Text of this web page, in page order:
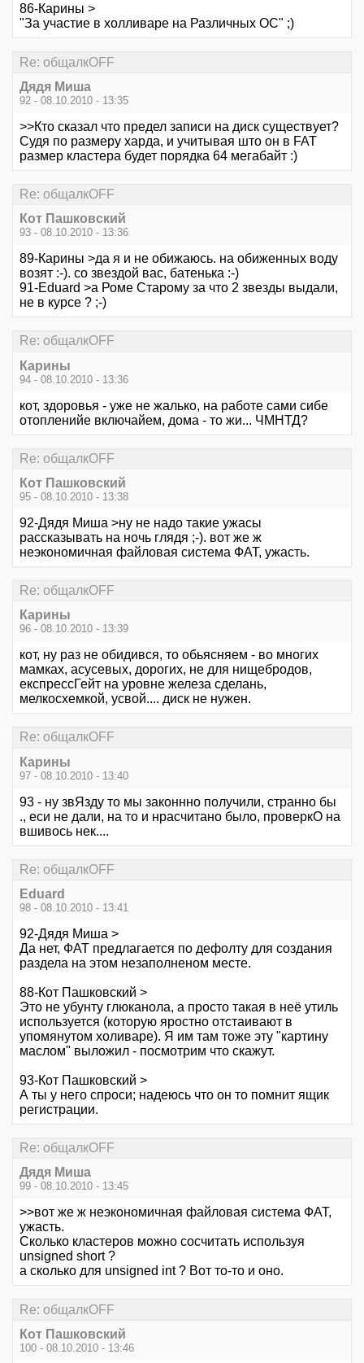
86-Карины >
"За участие в холливаре на Различных ОС" ;)
Re: общалкOFF
Дядя Миша
92 - 08.10.2010 - 13:35
>>Кто сказал что предел записи на диск существует?
Судя по размеру харда, и учитывая што он в FAT
размер кластера будет порядка 64 мегабайт :)
Re: общалкOFF
Кот Пашковский
93 - 08.10.2010 - 13:36
89-Карины >да я и не обижаюсь. на обиженных воду
возят :-). со звездой вас, батенька :-)
91-Eduard >а Роме Старому за что 2 звезды выдали,
не в курсе ? ;-)
Re: общалкOFF
Карины
94 - 08.10.2010 - 13:36
кот, здоровья - уже не жалько, на работе сами сибе
отопленийе включайем, дома - то жи... ЧМНТД?
Re: общалкOFF
Кот Пашковский
95 - 08.10.2010 - 13:38
92-Дядя Миша >ну не надо такие ужасы
рассказывать на ночь глядя ;-). вот же ж
неэкономичная файловая система ФАТ, ужасть.
Re: общалкOFF
Карины
96 - 08.10.2010 - 13:39
кот, ну раз не обидився, то обьясняем - во многих
мамках, асусевых, дорогих, не для нищебродов,
експрессГейт на уровне железа сделань,
мелкосхемкой, усвой.... диск не нужен.
Re: общалкOFF
Карины
97 - 08.10.2010 - 13:40
93 - ну звЯзду то мы законнно получили, странно бы
., еси не дали, на то и нрасчитано было, проверкО на
вшивось нек....
Re: общалкOFF
Eduard
98 - 08.10.2010 - 13:41
92-Дядя Миша >
Да нет, ФАТ предлагается по дефолту для создания
раздела на этом незаполненом месте.
88-Кот Пашковский >
Это не убунту глюканола, а просто такая в неё утиль
используется (которую яростно отстаивают в
упомянутом холиваре). Я им там тоже эту "картину
маслом" выложил - посмотрим что скажут.
93-Кот Пашковский >
А ты у него спроси; надеюсь что он то помнит ящик
регистрации.
Re: общалкOFF
Дядя Миша
99 - 08.10.2010 - 13:45
>>вот же ж неэкономичная файловая система ФАТ,
ужасть.
Сколько кластеров можно сосчитать используя
unsigned short ?
а сколько для unsigned int ? Вот то-то и оно.
Re: общалкOFF
Кот Пашковский
100 - 08.10.2010 - 13:46